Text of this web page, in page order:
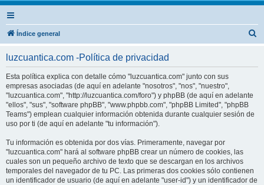
Índice general
luzcuantica.com -Política de privacidad
Esta política explica con detalle cómo "luzcuantica.com" junto con sus
empresas asociadas (de aquí en adelante "nosotros", "nos", "nuestro",
"luzcuantica.com", "http://luzcuantica.com/foro") y phpBB (de aquí en adelante
"ellos", "sus", "software phpBB", "www.phpbb.com", "phpBB Limited", "phpBB
Teams") emplean cualquier información obtenida durante cualquier sesión de
uso por ti (de aquí en adelante "tu información").
Tu información es obtenida por dos vías. Primeramente, navegar por
"luzcuantica.com" hará al software phpBB crear un número de cookies, las
cuales son un pequeño archivo de texto que se descargan en los archivos
temporales del navegador de tu PC. Las primeras dos cookies sólo contienen
un identificador de usuario (de aquí en adelante "user-id") y un identificador de